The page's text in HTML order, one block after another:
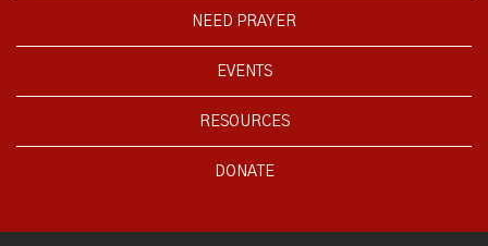
NEED PRAYER
EVENTS
RESOURCES
DONATE